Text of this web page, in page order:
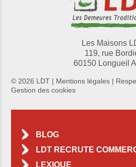
Les Maisons
119, rue
60150 Longueil
© 2026 LDT | Mentions légales |
Gestion des cookies
BLOG
LDT RECRUTE
LEXIQUE